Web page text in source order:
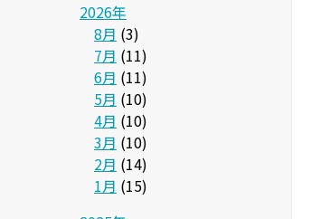
2026年
8月 (3)
7月 (11)
6月 (11)
5月 (10)
4月 (10)
3月 (10)
2月 (14)
1月 (15)